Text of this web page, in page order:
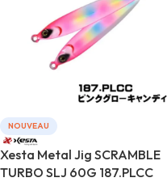
NOUVEAU
Xesta Metal Jig SCRAMBLE
TURBO SLJ 60G 187.PLCC